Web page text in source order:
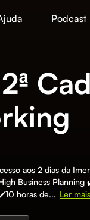
Podcast
aos 2 dias da
Business
horas de... Ler mais